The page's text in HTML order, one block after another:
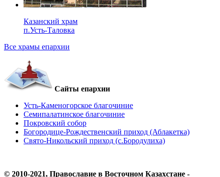
Казанский храм
п.Усть-Таловка
Все храмы епархии
Сайты епархии
Усть-Каменогорское благочиние
Семипалатинское благочиние
Покровский собор
Богородице-Рождественский приход (Аблакетка)
Свято-Никольский приход (с.Бородулиха)
© 2010-2021, Православие в Восточном Казахстане -